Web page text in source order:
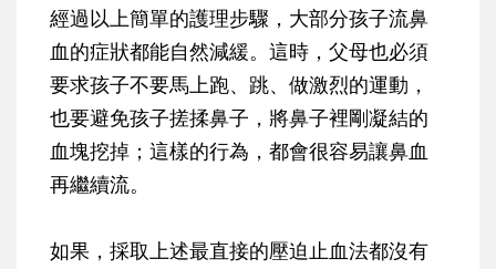
經過以上簡單的護理步驟，大部分孩子流鼻
血的症狀都能自然減緩。這時，父母也必須
要求孩子不要馬上跑、跳、做激烈的運動，
也要避免孩子搓揉鼻子，將鼻子裡剛凝結的
血塊挖掉 ；這樣的行為，都會很容易讓鼻血
再繼續流。
如果，採取上述最直接的壓迫止血法都沒有